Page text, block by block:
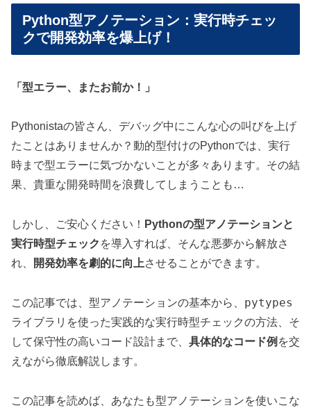
Python型アノテーション：実行時チェッ
クで開発効率を爆上げ！
「型エラー、またお前か！」
Pythonistaの皆さん、デバッグ中にこんな心の叫びを上げ
たことはありませんか？動的型付けのPythonでは、実行
時まで型エラーに気づかないことが多々あります。その結
果、貴重な開発時間を浪費してしまうことも…
しかし、ご安心ください！ Pythonの型アノテーションと
実行時型チェック を導入すれば、そんな悪夢から解放さ
れ、
開発効率を劇的に向上させることができます。
この記事では、型アノテーションの基本から、 pytypes
ライブラリを使った実践的な実行時型チェックの方法、そ
して保守性の高いコード設計まで、 具体的なコード例 を交
えながら徹底解説します。
この記事を読めば、あなたも型アノテーションを使いこな